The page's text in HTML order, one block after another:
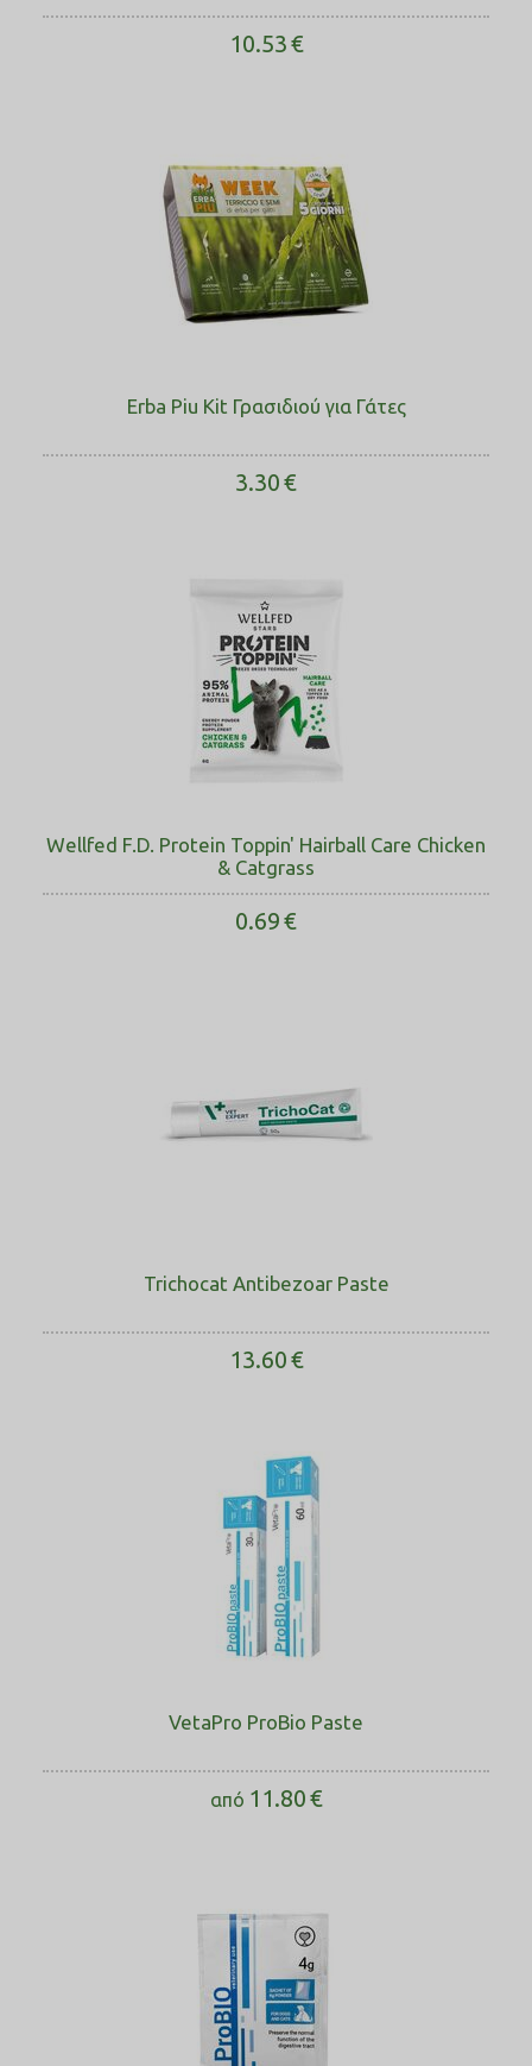
10.53€
Erba Piu Kit Γρασιδιού για Γάτες
3.30€
Wellfed F.D. Protein Toppin' Hairball Care Chicken
& Catgrass
0.69€
Trichocat Antibezoar Paste
13.60€
VetaPro ProBio Paste
από 11.80€